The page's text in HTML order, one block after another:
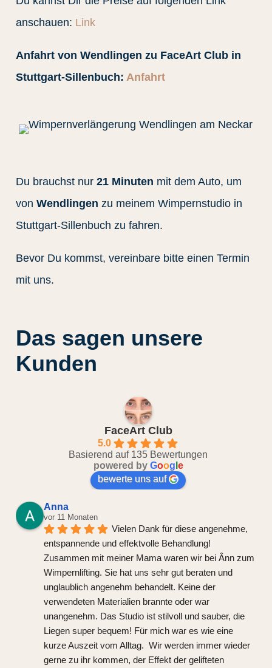
anschauen: Link
Anfahrt von Wendlingen zu FaceArt Club in
Stuttgart-Sillenbuch: Anfahrt
Du brauchst nur21 Minuten mit dem Auto, um
vonWendlingen zu meinem Wimpernstudio in
Stuttgart-Sillenbuch zu fahren.
Bevor Du kommst, vereinbare bitte einen Termin
mit uns.
Das sagen unsere
Kunden
FaceArt Club
5.0
Basierend auf 135 Bewertungen
powered by Goog e
bewerte uns auf
Anna
vor 11 Monaten
Vielen Dank für diese angenehme,
entspannende und effektvolle Behandlung!
Zusammen mit meiner Mama waren wir bei Ânn zum
Wimpernlifting. Sie hat uns sehr gut beraten und
unglaublich angenehm behandelt. Keine der
verwendeten Materialien brannte oder war
unangenehm. Das Studio ist stilvoll und sauber, die
Liegen super bequem! Für mich war es wie eine
kurze Auszeit vom Alltag.  Wir werden immer wieder
gerne zu ihr kommen, der Effekt der gelifteten